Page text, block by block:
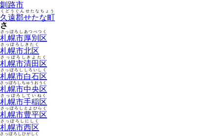
釧路市
久遠郡せたな町
くどうぐんせたなちょう
さ
札幌市厚別区
さっぽろしあつべつく
札幌市北区
さっぽろしきたく
札幌市清田区
さっぽろしきよたく
札幌市白石区
さっぽろししろいしく
札幌市中央区
さっぽろしちゅうおうく
札幌市手稲区
さっぽろしていねく
札幌市豊平区
さっぽろしとよひらく
札幌市西区
さっぽろしにしく
さっぽろしひがしく